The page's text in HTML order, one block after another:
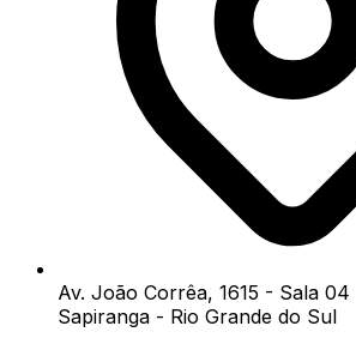
Av. João Corrêa, 1615 - Sala 04
Sapiranga - Rio Grande do Sul